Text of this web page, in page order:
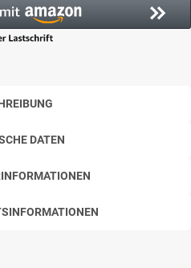
DATEN